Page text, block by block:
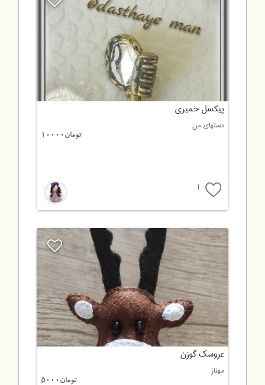
پیکسل خمیری
دستهای من
تومان10000
1
عروسک گوزن
مهناز
تومان5000